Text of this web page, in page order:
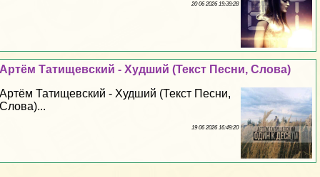
20 06 2026 19:39:28
Артём Татищевский - Худший (Текст Песни, Слова)
Артём Татищевский - Худший (Текст Песни,
Слова)...
19 06 2026 16:49:20